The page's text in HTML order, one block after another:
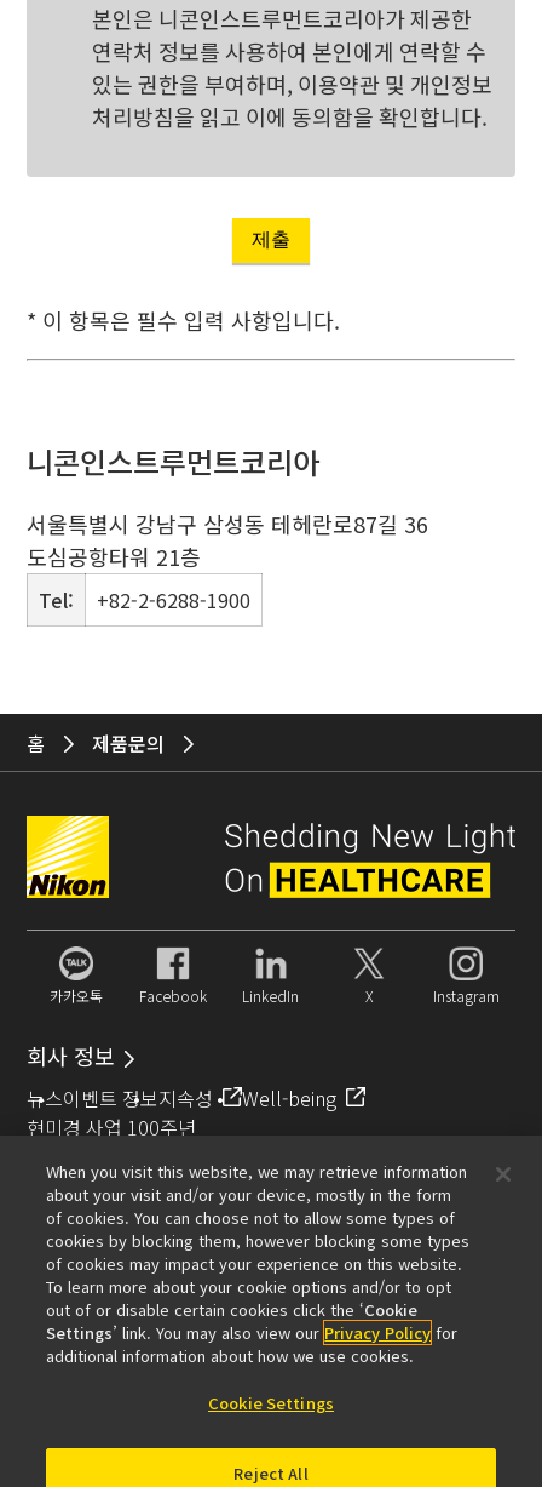
본인은 니콘인스트루먼트코리아가 제공한
연락처 정보를 사용하여 본인에게 연락할 수
있는 권한을 부여하며, 이용약관 및 개인정보
처리방침을 읽고 이에 동의함을 확인합니다.
제출
* 이 항목은 필수 입력 사항입니다.
니콘인스트루먼트코리아
서울특별시 강남구 삼성동 테헤란로87길 36
도심공항타워 21층
Tel: +82-2-6288-1900
홈 제품문의
카카오톡 Facebook LinkedIn X Instagram
회사 정보
뉴스이벤트 정보지속성
Well-being
현미경 사업 100주년
추천 링크
대물렌즈 셀렉터 Resolution CalculatorPubScopeOEM
Nikon Small World
MicroscopyU
기타 니콘 제품
카메라 및 쌍안경 관련 제품
산업용 계측 제품
When you visit this website, we may retrieve information
about your visit and/or your device, mostly in the form
of cookies. You can choose not to allow some types of
cookies by blocking them, however blocking some types
of cookies may impact your experience on this website.
To learn more about your cookie options and/or to opt
out of or disable certain cookies click the ‘Cookie
Settings’ link. You may also view our Privacy Policy for
additional information about how we use cookies.
Cookie Settings
Reject All